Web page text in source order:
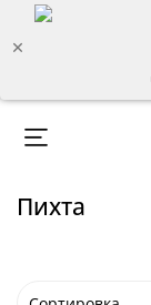
Пихта